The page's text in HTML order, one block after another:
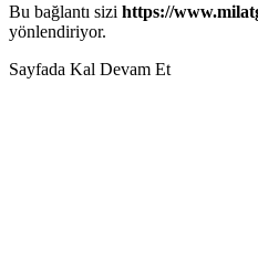
Bu bağlantı sizi https://
yönlendiriyor.
Sayfada Kal Devam Et